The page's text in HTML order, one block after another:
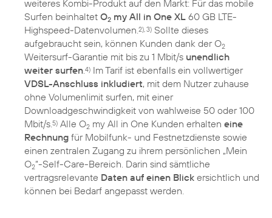
weiteres Kombi-Produkt auf den Markt: Für das mobile
Surfen beinhaltet O2 my All in One XL 60 GB LTE-
Highspeed-Datenvolumen.2), 3) Sollte dieses
aufgebraucht sein, können Kunden dank der O2
Weitersurf-Garantie mit bis zu 1 Mbit/s unendlich
weiter surfen.4) Im Tarif ist ebenfalls ein vollwertiger
VDSL-Anschluss inkludiert, mit dem Nutzer zuhause
ohne Volumenlimit surfen, mit einer
Downloadgeschwindigkeit von wahlweise 50 oder 100
Mbit/s.5) Alle O2 my All in One Kunden erhalten eine
Rechnung für Mobilfunk- und Festnetzdienste sowie
einen zentralen Zugang zu ihrem persönlichen „Mein
O2“-Self-Care-Bereich. Darin sind sämtliche
vertragsrelevante Daten auf einen Blick ersichtlich und
können bei Bedarf angepasst werden.